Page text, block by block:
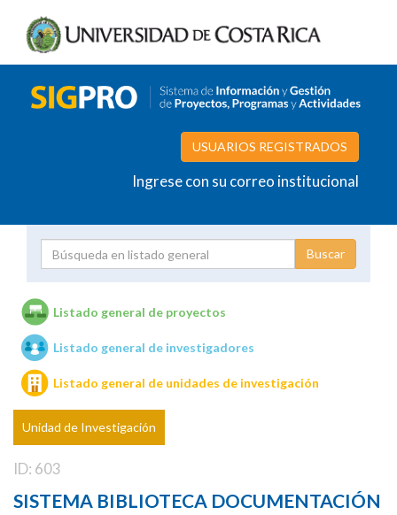
USUARIOS REGISTRADOS
Ingrese con su correo institucional
Unidades de investigación
Listado general de proyectos
Listado general de investigadores
Listado general de unidades de investigación
Unidad de Investigación
ID: 603
SISTEMA BIBLIOTECA DOCUMENTACIÓN